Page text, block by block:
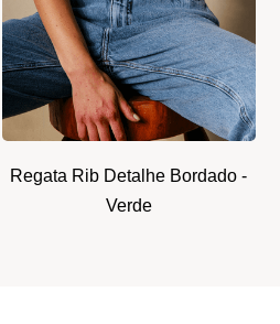
Regata Rib Detalhe Bordado -
Verde